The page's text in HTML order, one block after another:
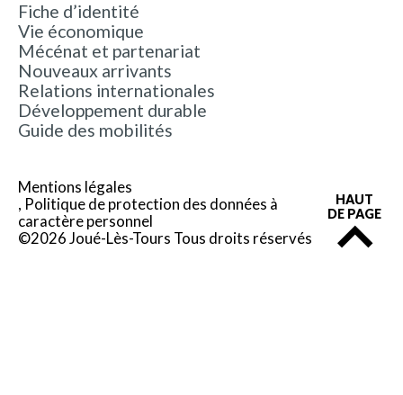
Fiche d’identité
Vie économique
Mécénat et partenariat
Nouveaux arrivants
Relations internationales
Développement durable
Guide des mobilités
Mentions légales
Politique de protection des données à
caractère personnel
©2026 Joué-Lès-Tours Tous droits réservés
HAUT
DE PAGE